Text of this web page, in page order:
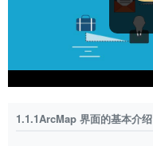
1.1.1ArcMap 界面的基本介绍